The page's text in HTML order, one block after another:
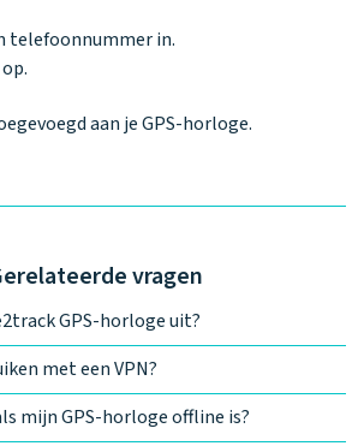
telefoonnummer in.
aan je GPS-horloge.
vragen
GPS-horloge uit?
met een VPN?
mijn GPS-horloge offline is?